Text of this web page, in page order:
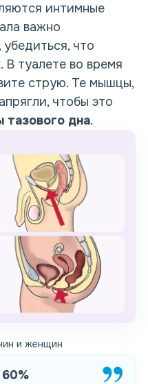
интимные
важно
убедиться, что
В туалете во время
струю. Те мышцы,
чтобы это
дна.
и женщин
60%